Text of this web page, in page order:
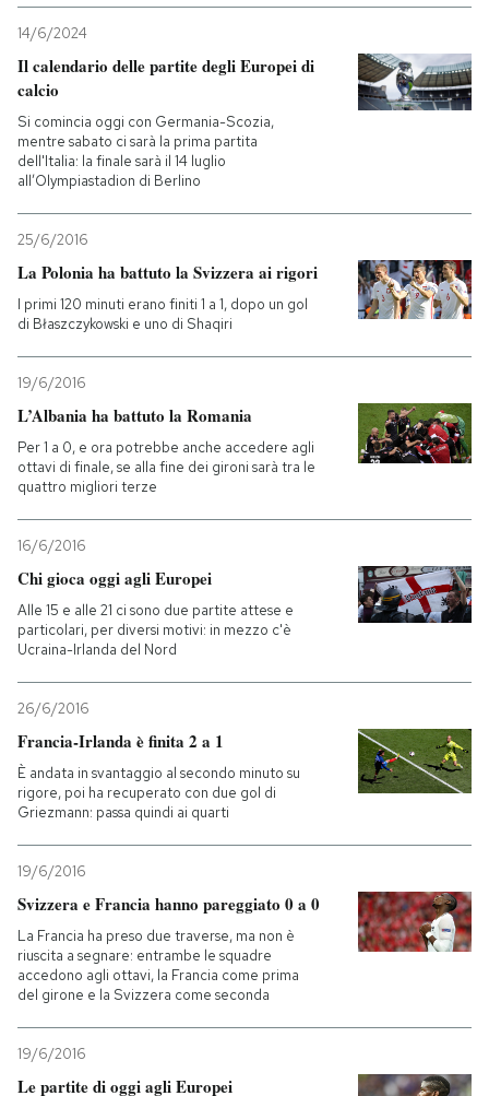
14/6/2024
Il calendario delle partite degli Europei di
calcio
Si comincia oggi con Germania-Scozia,
mentre sabato ci sarà la prima partita
dell'Italia: la finale sarà il 14 luglio
all’Olympiastadion di Berlino
25/6/2016
La Polonia ha battuto la Svizzera ai rigori
I primi 120 minuti erano finiti 1 a 1, dopo un gol
di Błaszczykowski e uno di Shaqiri
19/6/2016
L’Albania ha battuto la Romania
Per 1 a 0, e ora potrebbe anche accedere agli
ottavi di finale, se alla fine dei gironi sarà tra le
quattro migliori terze
16/6/2016
Chi gioca oggi agli Europei
Alle 15 e alle 21 ci sono due partite attese e
particolari, per diversi motivi: in mezzo c'è
Ucraina-Irlanda del Nord
26/6/2016
Francia-Irlanda è finita 2 a 1
È andata in svantaggio al secondo minuto su
rigore, poi ha recuperato con due gol di
Griezmann: passa quindi ai quarti
19/6/2016
Svizzera e Francia hanno pareggiato 0 a 0
La Francia ha preso due traverse, ma non è
riuscita a segnare: entrambe le squadre
accedono agli ottavi, la Francia come prima
del girone e la Svizzera come seconda
19/6/2016
Le partite di oggi agli Europei